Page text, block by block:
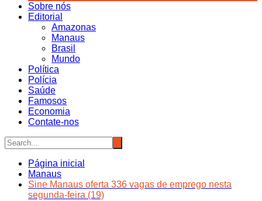
Sobre nós
Editorial
Amazonas
Manaus
Brasil
Mundo
Política
Polícia
Saúde
Famosos
Economia
Contate-nos
Página inicial
Manaus
Sine Manaus oferta 336 vagas de emprego nesta
segunda-feira (19)